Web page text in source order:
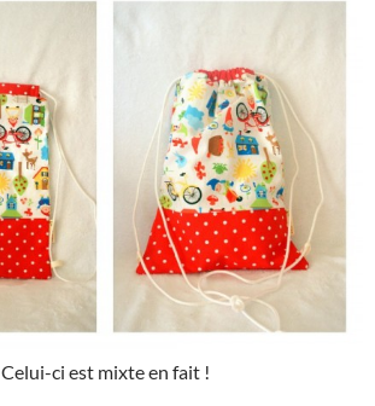
Celui-ci est mixte en fait !